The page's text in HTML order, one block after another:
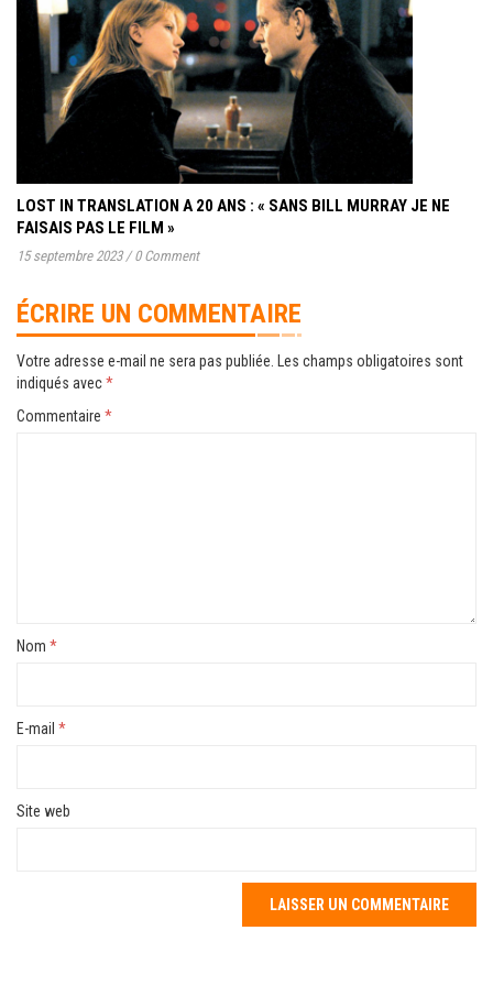
LOST IN TRANSLATION A 20 ANS : « SANS BILL MURRAY JE NE
FAISAIS PAS LE FILM »
15 septembre 2023 / 0 Comment
ÉCRIRE UN COMMENTAIRE
Votre adresse e-mail ne sera pas publiée.
Les champs obligatoires sont
indiqués avec*
Commentaire *
Nom *
E-mail *
Site web